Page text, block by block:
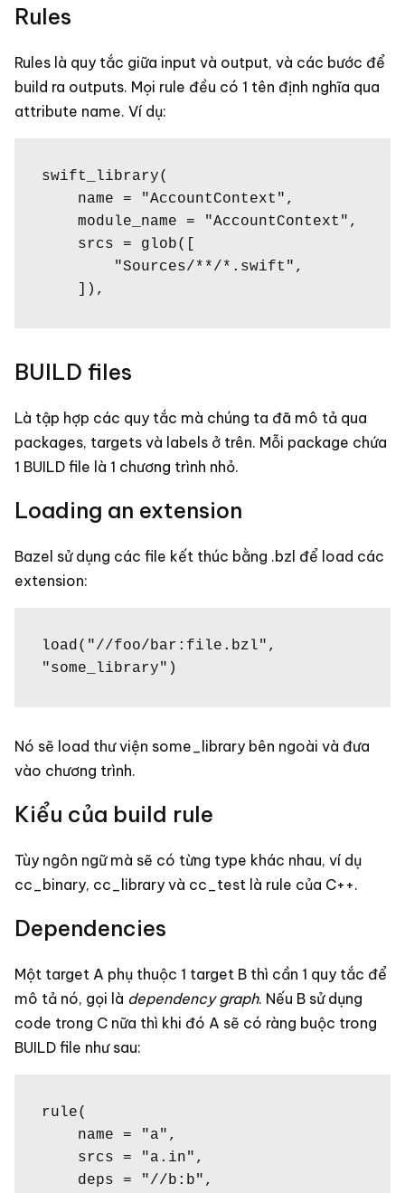
Rules
Rules là quy tắc giữa input và output, và các bước để
build ra outputs. Mọi rule đều có 1 tên định nghĩa qua
attribute name. Ví dụ:
swift_library(
    ]),
BUILD files
Là tập hợp các quy tắc mà chúng ta đã mô tả qua
packages, targets và labels ở trên. Mỗi package chứa
1 BUILD file là 1 chương trình nhỏ.
Loading an extension
Bazel sử dụng các file kết thúc bằng .bzl để load các
extension:
load("//foo/bar:file.bzl",
"some_library")
Nó sẽ load thư viện some_library bên ngoài và đưa
vào chương trình.
Kiểu của build rule
Tùy ngôn ngữ mà sẽ có từng type khác nhau, ví dụ
cc_binary, cc_library và cc_test là rule của C++.
Dependencies
Một target A phụ thuộc 1 target B thì cần 1 quy tắc để
mô tả nó, gọi là dependency graph. Nếu B sử dụng
code trong C nữa thì khi đó A sẽ có ràng buộc trong
BUILD file như sau:
rule(